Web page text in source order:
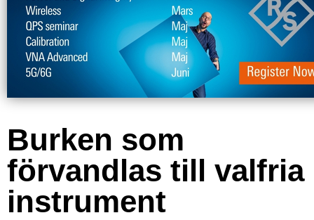
Burken som
förvandlas till valfria
instrument